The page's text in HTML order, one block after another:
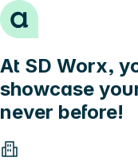
Hopp til innhold
At SD Worx,
showcase
never before!